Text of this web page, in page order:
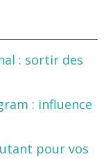
: sortir des
: influence
pour vos